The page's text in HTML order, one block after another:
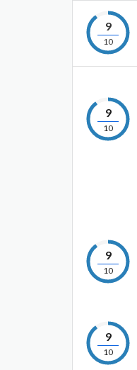
9
10
9
10
9
10
9
10